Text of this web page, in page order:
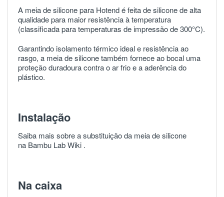
A meia de silicone para Hotend é feita de silicone de alta
qualidade para maior resistência à temperatura
(classificada para temperaturas de impressão de 300°C).
Garantindo isolamento térmico ideal e resistência ao
rasgo, a meia de silicone também fornece ao bocal uma
proteção duradoura contra o ar frio e a aderência do
plástico.
Instalação
Saiba mais sobre a substituição da meia de silicone
na Bambu Lab Wiki .
Na caixa